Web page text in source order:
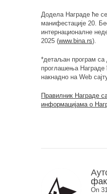
Додела Награде ће
манифестације 20.
интернационалне
2025 (www.bina.rs).
*детаљан програм
проглашења Награде
накнадно на Web
Правилник Награде
информацијама о
On